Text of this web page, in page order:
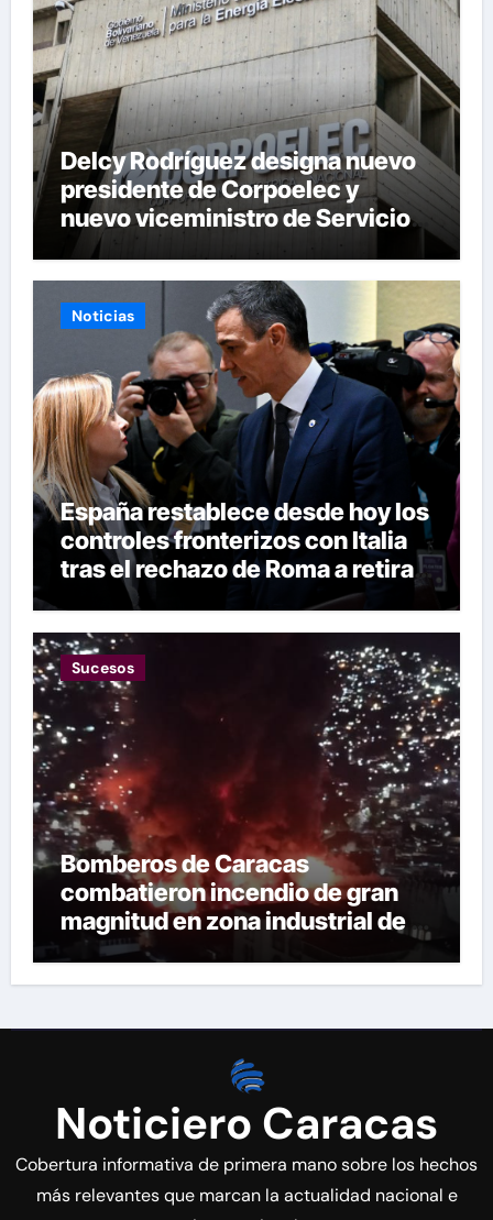
Delcy Rodríguez designa nuevo
presidente de Corpoelec y
nuevo viceministro de Servicios
Eléctricos
Noticias
España restablece desde hoy los
controles fronterizos con Italia
tras el rechazo de Roma a retirar
las restricciones
Sucesos
Bomberos de Caracas
combatieron incendio de gran
magnitud en zona industrial de El
Llanito
Noticiero Caracas
Cobertura informativa de primera mano sobre los hechos
más relevantes que marcan la actualidad nacional e